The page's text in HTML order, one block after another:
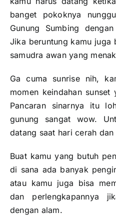
banget pokoknya
Gunung Sumbing
Jika beruntung kamu juga
samudra awan yang
Ga cuma sunrise nih,
momen keindahan
Pancaran sinarnya itu
gunung sangat wow.
datang saat hari cerah
Buat kamu yang butuh
di sana ada banyak
atau kamu juga bisa
dan perlengkapannya
dengan alam.